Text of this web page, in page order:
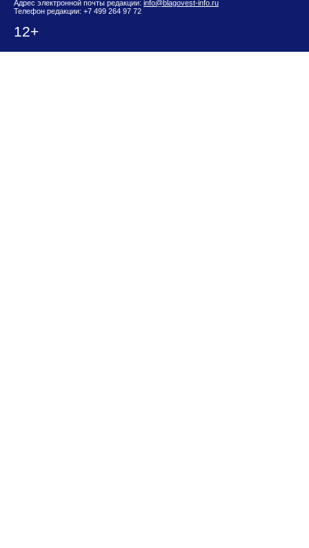
Адрес электронной почты редакции: info@blagovest-info.ru
Телефон редакции: +7 499 264 97 72
12+